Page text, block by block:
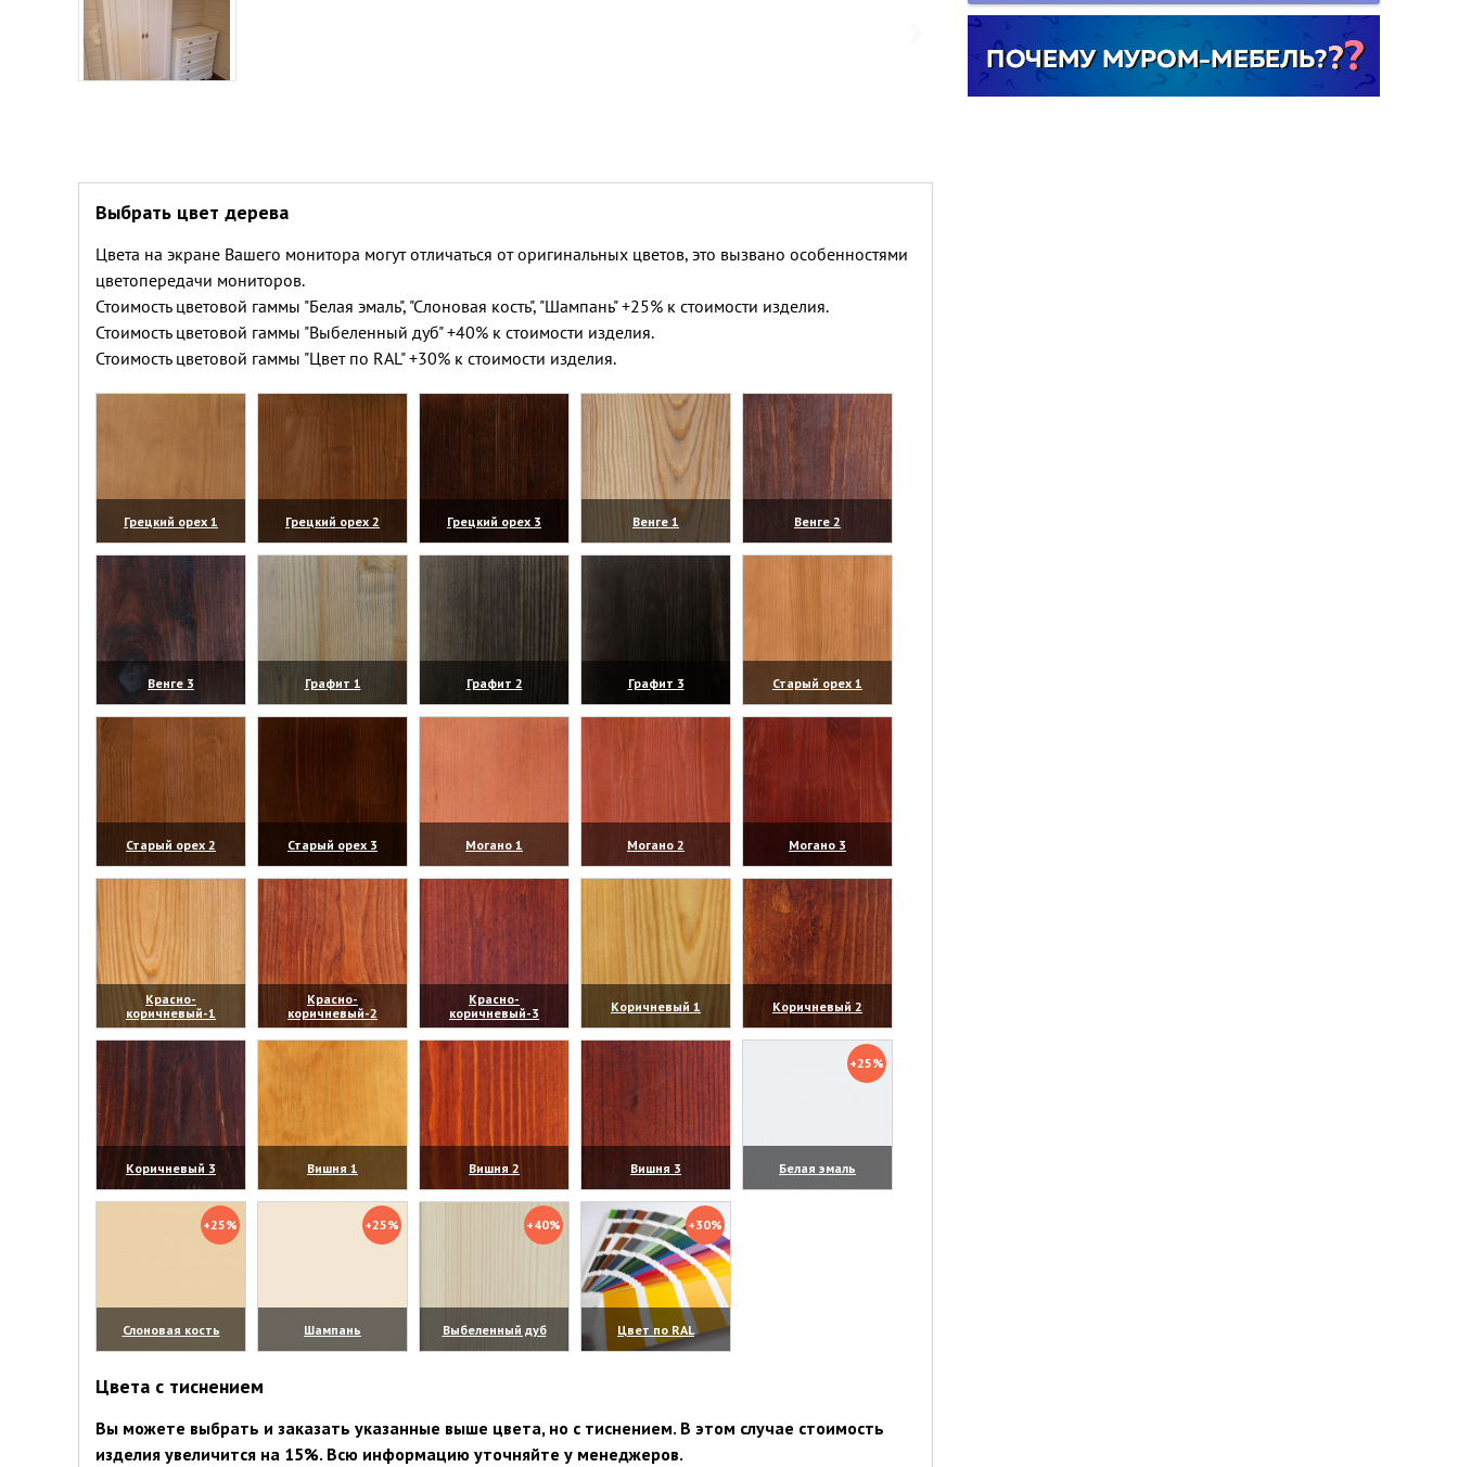
Выбрать цвет дерева
Цвета на экране Вашего монитора могут отличаться от оригинальных цветов, это вызвано особенностями
цветопередачи мониторов.
Стоимость цветовой гаммы "Белая эмаль", "Слоновая кость", "Шампань" +25% к стоимости изделия.
Стоимость цветовой гаммы "Выбеленный дуб" +40% к стоимости изделия.
Стоимость цветовой гаммы "Цвет по RAL" +30% к стоимости изделия.
Грецкий орех 1
(увеличить)
Грецкий орех 2
(увеличить)
Грецкий орех 3
(увеличить)
Венге 1
(увеличить)
Венге 2
(увеличить)
Венге 3
(увеличить)
Графит 1
(увеличить)
Графит 2
(увеличить)
Графит 3
(увеличить)
Старый орех 1
(увеличить)
Старый орех 2
(увеличить)
Старый орех 3
(увеличить)
Могано 1
(увеличить)
Могано 2
(увеличить)
Могано 3
(увеличить)
Красно-
коричневый-1
(увеличить)
Красно-
коричневый-2
(увеличить)
Красно-
коричневый-3
(увеличить)
Коричневый 1
(увеличить)
Коричневый 2
(увеличить)
Коричневый 3
(увеличить)
Вишня 1
(увеличить)
Вишня 2
(увеличить)
Вишня 3
(увеличить)
+25%
Белая эмаль
(увеличить)
+25%
Слоновая кость
(увеличить)
+25%
Шампань
(увеличить)
+40%
Выбеленный дуб
(увеличить)
+30%
Цвет по RAL
(увеличить)
Цвета с тиснением
Вы можете выбрать и заказать указанные выше цвета, но с тиснением. В этом случае стоимость
изделия увеличится на 15%. Всю информацию уточняйте у менеджеров.